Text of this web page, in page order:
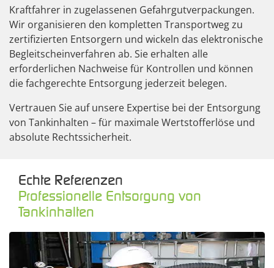
Kraftfahrer in zugelassenen Gefahrgutverpackungen.
Wir organisieren den kompletten Transportweg zu
zertifizierten Entsorgern und wickeln das elektronische
Begleitscheinverfahren ab. Sie erhalten alle
erforderlichen Nachweise für Kontrollen und können
die fachgerechte Entsorgung jederzeit belegen.
Vertrauen Sie auf unsere Expertise bei der Entsorgung
von Tankinhalten – für maximale Wertstofferlöse und
absolute Rechtssicherheit.
Echte Referenzen
Professionelle Entsorgung von
Tankinhalten